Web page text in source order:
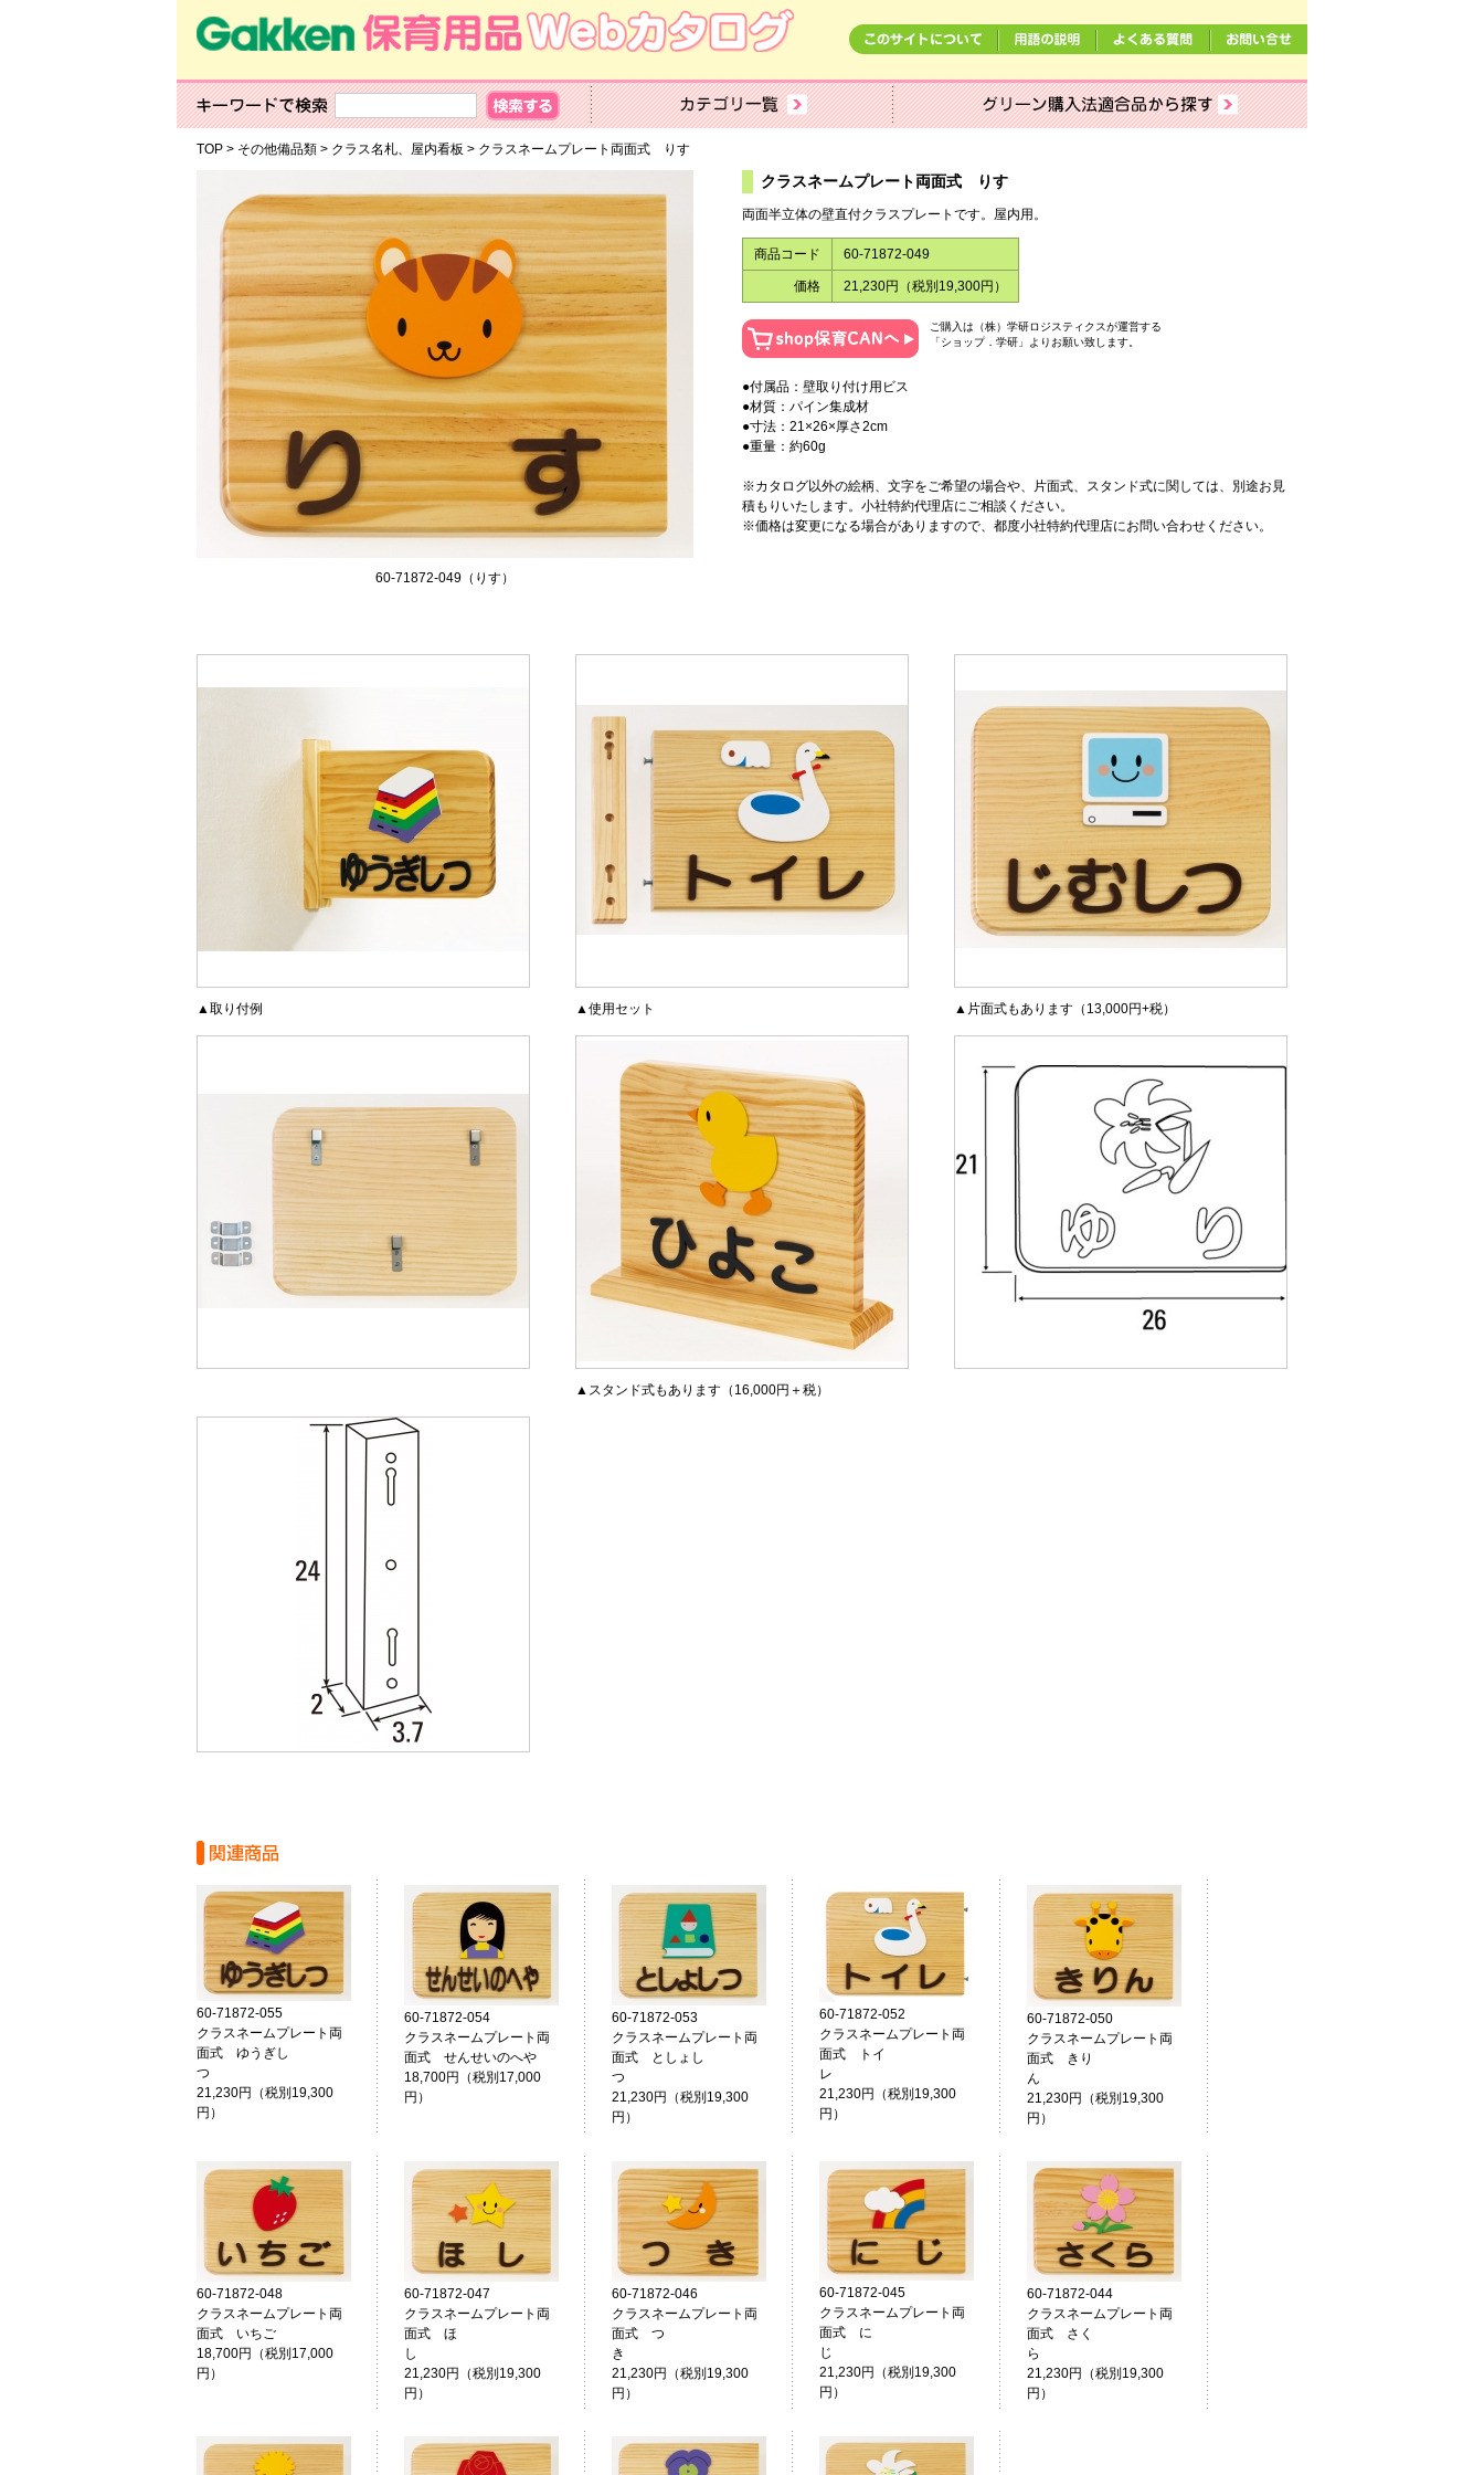
TOP> その他備品類> クラス名札、屋内看板 > クラスネームプレート両面式 りす
60-71872-049（りす）
クラスネームプレート両面式 りす
両面半立体の壁直付クラスプレートです。屋内用。
商品コード 60-71872-049
価格 21,230円（税別19,300円）
ご購入は（株）学研ロジスティクスが運営する
「ショップ．学研」よりお願い致します。
●付属品：壁取り付け用ビス
●材質：パイン集成材
●寸法：21×26×厚さ2cm
●重量：約60g
※カタログ以外の絵柄、文字をご希望の場合や、片面式、スタンド式に関しては、別途お見
積もりいたします。小社特約代理店にご相談ください。
※価格は変更になる場合がありますので、都度小社特約代理店にお問い合わせください。
▲取り付例 ▲使用セット ▲片面式もあります（13,000円+税）
▲スタンド式もあります（16,000円＋税）
60-71872-055
クラスネームプレート両
面式 ゆうぎし
つ
21,230円（税別19,300
円）
60-71872-054
クラスネームプレート両
面式 せんせいのへや
18,700円（税別17,000
円）
60-71872-053
クラスネームプレート両
面式 としょし
つ
21,230円（税別19,300
円）
60-71872-052
クラスネームプレート両
面式 トイ
レ
21,230円（税別19,300
円）
60-71872-050
クラスネームプレート両
面式 きり
ん
21,230円（税別19,300
円）
60-71872-048
クラスネームプレート両
面式 いちご
18,700円（税別17,000
円）
60-71872-047
クラスネームプレート両
面式 ほ
し
21,230円（税別19,300
円）
60-71872-046
クラスネームプレート両
面式 つ
き
21,230円（税別19,300
円）
60-71872-045
クラスネームプレート両
面式 に
じ
21,230円（税別19,300
円）
60-71872-044
クラスネームプレート両
面式 さく
ら
21,230円（税別19,300
円）